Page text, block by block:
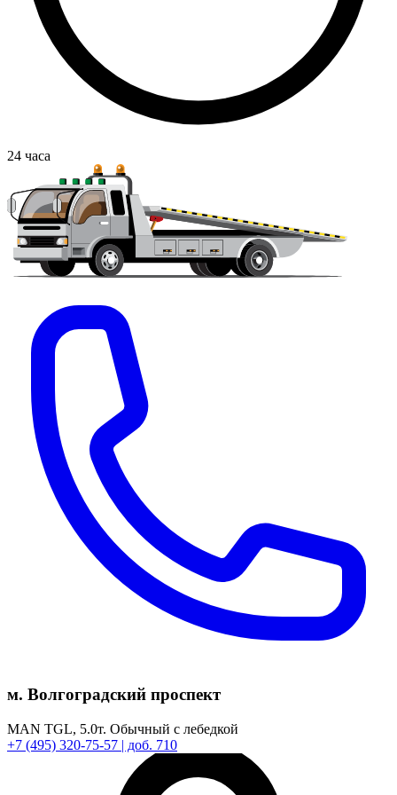
24 часа
м. Волгоградский проспект
MAN TGL, 5.0т. Обычный с лебедкой
+7 (495) 320-75-57 | доб. 710